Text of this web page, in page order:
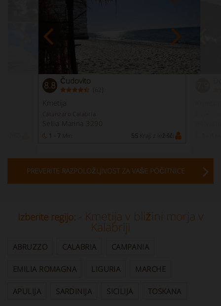
8.8 Čudovito
( 62 )
Kmetija
Catanzaro Calabria
Sellia Marina 3290
1 - 7 Min 55 Kraji z ležišči
PREVERITE RAZPOLOŽLJIVOST ZA VAŠE POČITNICE
Izberite regijo: - Kmetija v bližini morja v
Kalabriji
ABRUZZO CALABRIA CAMPANIA
EMILIA ROMAGNA LIGURIA MARCHE
APULIJA SARDINIJA SICILIJA TOSKANA